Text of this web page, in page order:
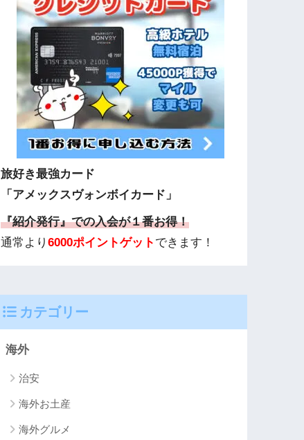
旅好き最強カード
「アメックスヴォンボイカード」
『紹介発行』での入会が１番お得！
通常より6000ポイントゲット できます！
カテゴリー
海外
治安
海外お土産
海外グルメ